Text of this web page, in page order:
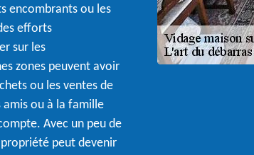
encombrants ou les
efforts
sur les
zones peuvent avoir
ou les ventes de
amis ou à la famille
Avec un peu de
peut devenir